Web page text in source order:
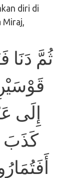
diri di